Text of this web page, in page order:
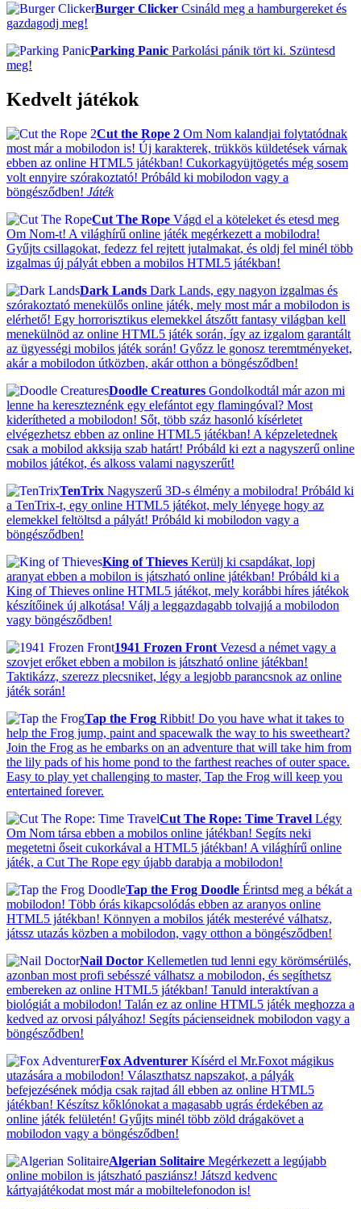
Burger Clicker Csináld meg a hamburgereket és
gazdagodj meg!
Parking Panic Parkolási pánik tört ki. Szüntesd
meg!
Kedvelt játékok
Cut the Rope 2 Om Nom kalandjai folytatódnak
most már a mobilodon is! Új karakterek, trükkös küldetések várnak
ebben az online HTML5 játékban! Cukorkagyüjtögetés még sosem
volt ennyire szórakoztató! Próbáld ki mobilodon vagy a
böngésződben! Játék
Cut The Rope Vágd el a köteleket és etesd meg
Om Nom-t! A világhírű online játék megérkezett a mobilodra!
Gyűjts csillagokat, fedezz fel rejtett jutalmakat, és oldj fel minél több
izgalmas új pályát ebben a mobilos HTML5 játékban!
Dark Lands Dark Lands, egy nagyon izgalmas és
szórakoztató menekülős online játék, mely most már a mobilodon is
elérhető! Egy horrorisztikus elemekkel átszőtt fantasy világban kell
menekülnöd az online HTML5 játék során, így az izgalom garantált
az ügyességi mobilos játék során! Győzz le gonosz teremtményeket,
akár a mobilodon útközben, akár otthon a böngésződben!
Doodle Creatures Gondolkodtál már azon mi
lenne ha kereszteznénk egy elefántot egy flamingóval? Most
kiderítheted a mobilodon! Sőt, több száz hasonló kísérletet
elvégezhetsz ebben az online HTML5 játékban! A képzeletednek
csak a mobilod akksija szab határt! Próbáld ki ezt a nagyszerű online
mobilos játékot, és alkoss valami nagyszerűt!
TenTrix Nagyszerű 3D-s élmény a mobilodra! Próbáld ki
a TenTrix-t, egy online HTML5 játékot, mely lényege hogy az
elemekkel feltöltsd a pályát! Próbáld ki mobilodon vagy a
böngésződben!
King of Thieves Kerülj ki csapdákat, lopj
aranyat ebben a mobilon is játszható online játékban! Próbáld ki a
King of Thieves online HTML5 játékot, mely korábbi híres játékok
készítőinek új alkotása! Válj a leggazdagabb tolvajjá a mobilodon
vagy böngésződben!
1941 Frozen Front Vezesd a német vagy a
szovjet erőket ebben a mobilon is játszható online játékban!
Taktikázz, szerezz plecsniket, légy a legjobb parancsnok az online
játék során!
Tap the Frog Ribbit! Do you have what it takes to
help the Frog jump, paint and spacewalk the way to his sweetheart?
Join the Frog as he embarks on an adventure that will take him from
the lily pads of his home pond to the farthest reaches of outer space.
Easy to play yet challenging to master, Tap the Frog will keep you
entertained forever.
Cut The Rope: Time Travel Légy
Om Nom társa ebben a mobilos online játékban! Segíts neki
megetetni őseit cukorkával a HTML5 játékban! A világhírű online
játék, a Cut The Rope egy újabb darabja a mobilodon!
Tap the Frog Doodle Érintsd meg a békát a
mobilodon! Több órás kikapcsolódás ebben az aranyos online
HTML5 játékban! Könnyen a mobilos játék mesterévé válhatsz,
játssz utazás közben a mobilodon, vagy otthon a böngésződben!
Nail Doctor Kellemetlen tud lenni egy körömsérülés,
azonban most profi sebésszé válhatsz a mobilodon, és segíthetsz
embereken az online HTML5 játékban! Tanuld interaktívan a
biológiát a mobilodon! Talán ez az online HTML5 játék meghozza a
kedved az orvosi pályához! Segíts pácienseidnek mobilodon vagy a
böngésződben!
Fox Adventurer Kísérd el Mr.Foxot mágikus
utazására a mobilodon! Választhatsz napszakot, a pályák
befejezésének módja csak rajtad áll ebben az online HTML5
játékban! Készítsz kőklónokat a magasabb ugrás érdekében az
online játék felületén! Gyűjts minél több zöld drágakövet a
mobilodon vagy a böngésződben!
Algerian Solitaire Megérkezett a legújabb
online mobilon is játszható pasziánsz! Játszd kedvenc
kártyajátékodat most már a mobiltelefonodon is!